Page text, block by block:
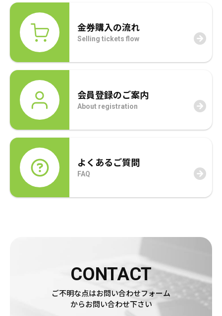
通信・テレカ
交通プリペイドカード
生活関連
図書カード・QUO（クオ）カード
旅行券
年賀状
通信・テレカ
交通プリペイドカード
生活関連・お食事券
図書カード・QUO（クオ）カード
旅行券
年賀状
その他
金券購入の流れ
Selling tickets flow
会員登録のご案内
About registration
よくあるご質問
FAQ
CONTACT
ご不明な点はお問い合わせフォーム
からお問い合わせ下さい